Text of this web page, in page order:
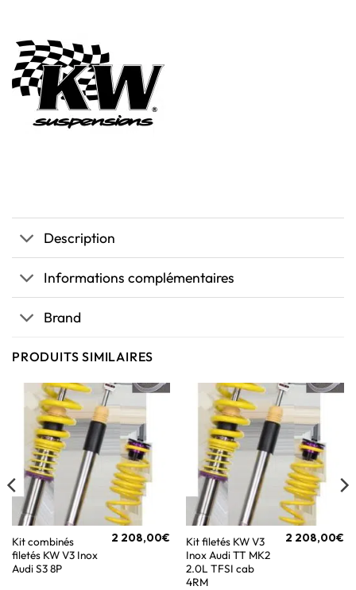
Description
Informations complémentaires
Brand
PRODUITS SIMILAIRES
Kit combinés
filetés KW V3 Inox
Audi S3 8P
2 208,00€
Kit filetés KW V3
Inox Audi TT MK2
2.0L TFSI cab
4RM
2 208,00€